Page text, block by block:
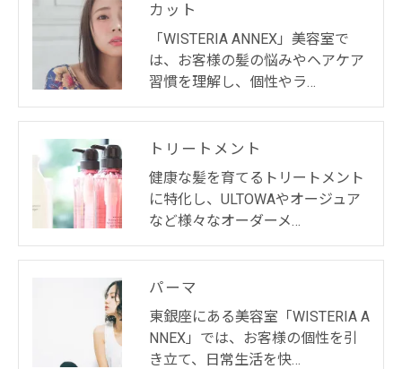
カット
「WISTERIA ANNEX」美容室で
は、お客様の髪の悩みやヘアケア
習慣を理解し、個性やラ…
トリートメント
健康な髪を育てるトリートメント
に特化し、ULTOWAやオージュア
など様々なオーダーメ…
パーマ
東銀座にある美容室「WISTERIA A
NNEX」では、お客様の個性を引
き立て、日常生活を快…